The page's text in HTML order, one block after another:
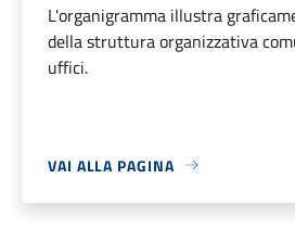
L'organigramma illustra
della struttura organizzativa
uffici.
VAI ALLA PAGINA